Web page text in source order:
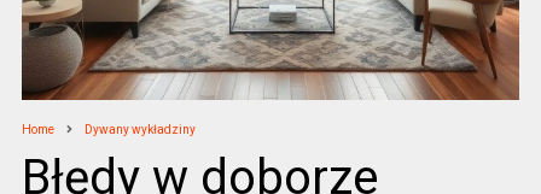
Home Dywany wykładziny
Błędy w doborze